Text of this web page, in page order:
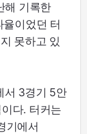
해 기록한
이었던 터
못하고 있
서 3경기 5안
다. 터커는
기에서